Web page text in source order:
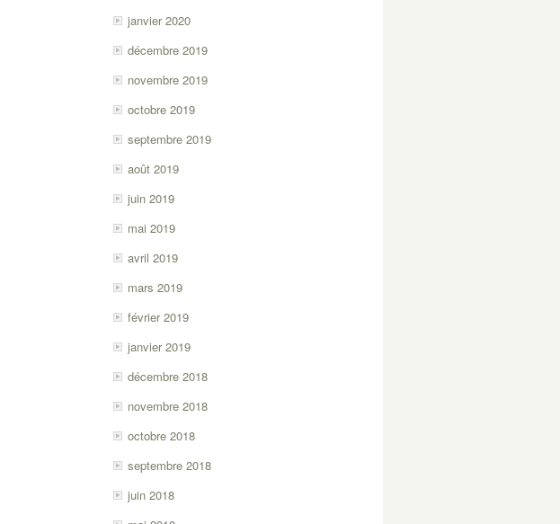
janvier 2020
décembre 2019
novembre 2019
octobre 2019
septembre 2019
août 2019
juin 2019
mai 2019
avril 2019
mars 2019
février 2019
janvier 2019
décembre 2018
novembre 2018
octobre 2018
septembre 2018
juin 2018